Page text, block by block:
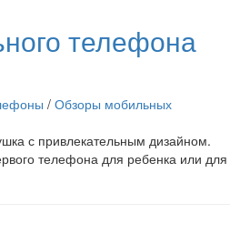
телефона
/ Обзоры мобильных
с привлекательным дизайном.
телефона для ребенка или для